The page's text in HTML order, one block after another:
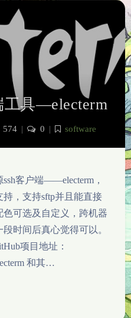
工具—electerm
574 | 0 | software
客户端——electerm，
，支持sftp并且能直接
可选及自定义，跨机器
时间后真心觉得可以。
项目地址：
和其…